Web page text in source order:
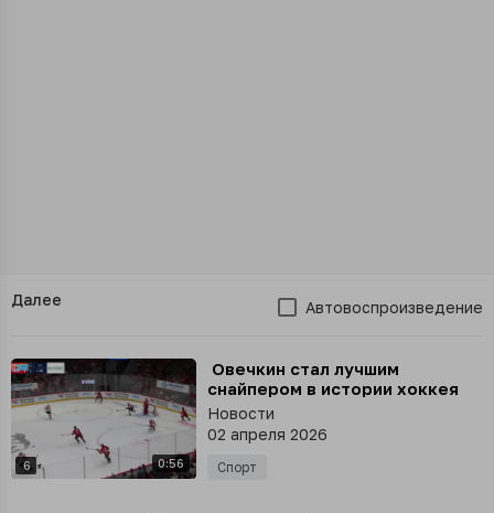
Далее Автовоспроизведение
6 0:56
⁣ Овечкин стал лучшим
снайпером в истории хоккея
Новости
02 апреля 2026
Спорт